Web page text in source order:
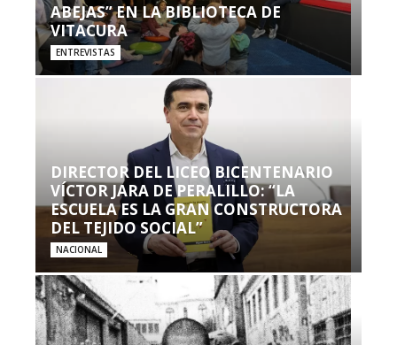
ABEJAS” EN LA BIBLIOTECA DE
VITACURA
ENTREVISTAS
DIRECTOR DEL LICEO BICENTENARIO
VÍCTOR JARA DE PERALILLO: “LA
ESCUELA ES LA GRAN CONSTRUCTORA
DEL TEJIDO SOCIAL”
NACIONAL